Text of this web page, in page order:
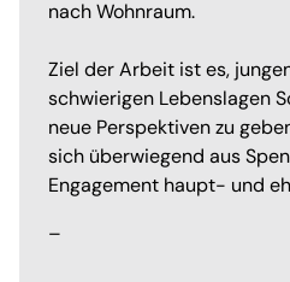
nach Wohnraum.
Ziel der Arbeit ist es,
schwierigen Lebenslagen
neue Perspektiven zu
sich überwiegend aus
Engagement haupt- und
–